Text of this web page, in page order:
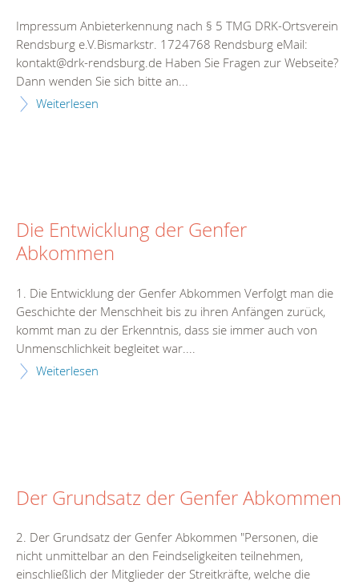
Impressum Anbieterkennung nach § 5 TMG DRK-Ortsverein
Rendsburg e.V.Bismarkstr. 1724768 Rendsburg eMail:
kontakt@drk-rendsburg.de Haben Sie Fragen zur Webseite?
Dann wenden Sie sich bitte an...
Weiterlesen
Die Entwicklung der Genfer
Abkommen
1. Die Entwicklung der Genfer Abkommen Verfolgt man die
Geschichte der Menschheit bis zu ihren Anfängen zurück,
kommt man zu der Erkenntnis, dass sie immer auch von
Unmenschlichkeit begleitet war....
Weiterlesen
Der Grundsatz der Genfer Abkommen
2. Der Grundsatz der Genfer Abkommen "Personen, die
nicht unmittelbar an den Feindseligkeiten teilnehmen,
einschließlich der Mitglieder der Streitkräfte, welche die